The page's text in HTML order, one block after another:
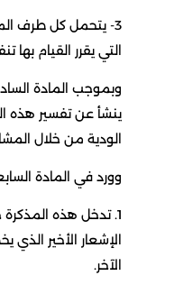
3- يتحمل كل طرف
التي يقرر القيام بها
وبموجب المادة
ينشأ عن تفسير هذه
الودية من خلال
وورد في المادة
1. تدخل هذه المذكرة
الإشعار الأخير الذي
الآخر.